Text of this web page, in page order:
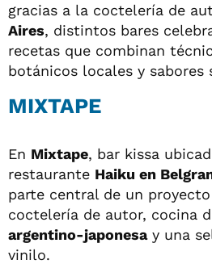
gracias a la coctelería de
Aires, distintos bares
recetas que combinan
botánicos locales y sabores
MIXTAPE
En Mixtape, bar kissa
restaurante Haiku en
parte central de un
coctelería de autor, cocina
argentino-japonesay una
vinilo.